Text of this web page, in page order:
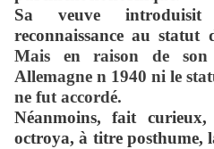
Sa veuve
reconnaissance au statut
Mais en raison de
Allemagne n 1940 ni le
ne fut accordé.
Néanmoins, fait
octroya, à titre posthume,